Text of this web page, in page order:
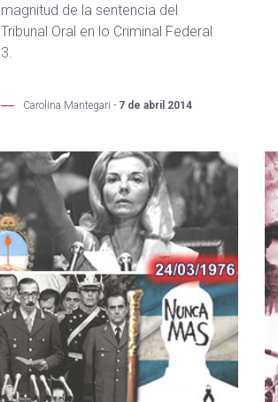
magnitud de la sentencia del
Tribunal Oral en lo Criminal Federal
3.
Carolina Mantegari - 7 de abril 2014